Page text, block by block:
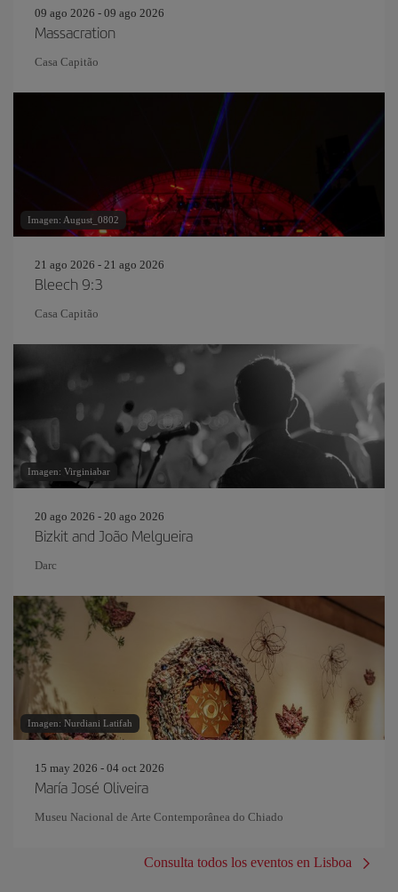
09 ago 2026 - 09 ago 2026
Massacration
Casa Capitão
Imagen: August_0802
21 ago 2026 - 21 ago 2026
Bleech 9:3
Casa Capitão
Imagen: Virginiabar
20 ago 2026 - 20 ago 2026
Bizkit and João Melgueira
Darc
Imagen: Nurdiani Latifah
15 may 2026 - 04 oct 2026
María José Oliveira
Museu Nacional de Arte Contemporânea do Chiado
Consulta todos los eventos en Lisboa